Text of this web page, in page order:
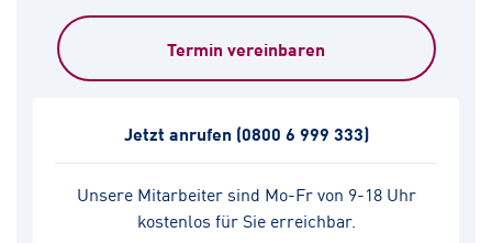
Termin vereinbaren
Unsere Mitarbeiter sind Mo-Fr von 9-18 Uhr
kostenlos für Sie erreichbar.
Jetzt anrufen (0800 6 999 333)